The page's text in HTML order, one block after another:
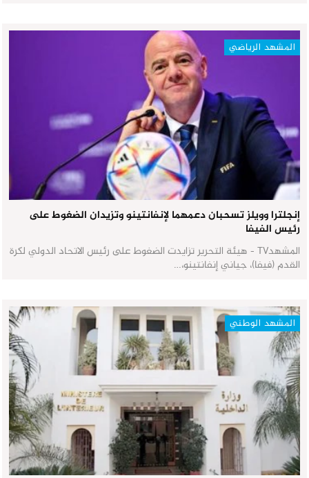
المشهد الرياضي
إنجلترا وويلز تسحبان دعمهما لإنفانتينو وتزيدان الضغوط على
رئيس الفيفا
المشهدTV - هيئة التحرير تزايدت الضغوط على رئيس الاتحاد الدولي لكرة
القدم (فيفا)، جياني إنفانتينو،…
المشهد الوطني